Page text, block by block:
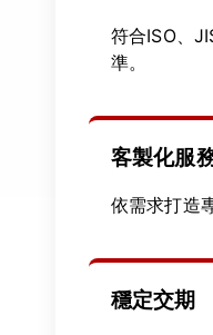
符合ISO、
準。
客製化服
依需求打造
穩定交期